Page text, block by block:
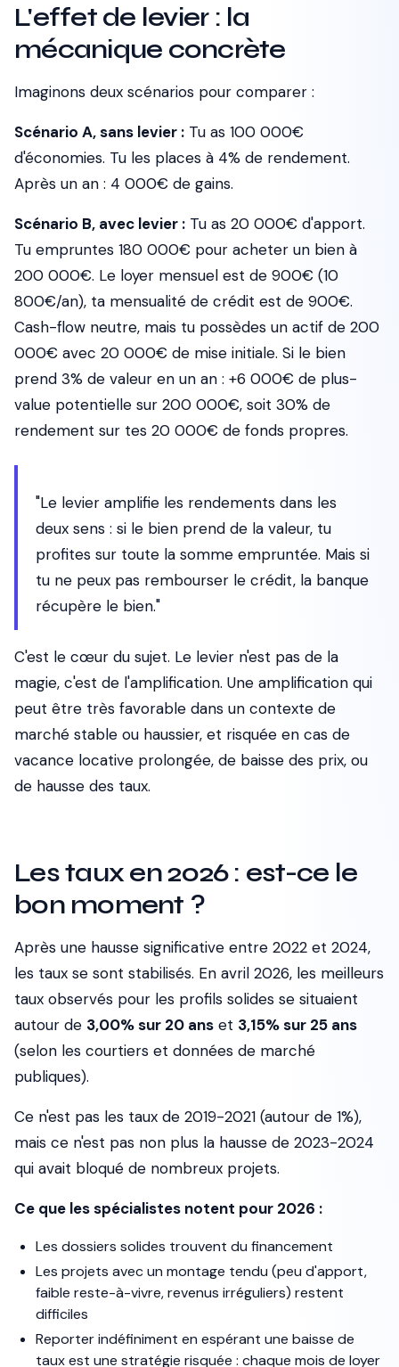
L'effet de levier : la
mécanique concrète
Imaginons deux scénarios pour comparer :
Scénario A, sans levier : Tu as 100 000€
d'économies. Tu les places à 4% de rendement.
Après un an : 4 000€ de gains.
Scénario B, avec levier : Tu as 20 000€ d'apport.
Tu empruntes 180 000€ pour acheter un bien à
200 000€. Le loyer mensuel est de 900€ (10
800€/an), ta mensualité de crédit est de 900€.
Cash-flow neutre, mais tu possèdes un actif de 200
000€ avec 20 000€ de mise initiale. Si le bien
prend 3% de valeur en un an : +6 000€ de plus-
value potentielle sur 200 000€, soit 30% de
rendement sur tes 20 000€ de fonds propres.
"Le levier amplifie les rendements dans les
deux sens : si le bien prend de la valeur, tu
profites sur toute la somme empruntée. Mais si
tu ne peux pas rembourser le crédit, la banque
récupère le bien."
C'est le cœur du sujet. Le levier n'est pas de la
magie, c'est de l'amplification. Une amplification qui
peut être très favorable dans un contexte de
marché stable ou haussier, et risquée en cas de
vacance locative prolongée, de baisse des prix, ou
de hausse des taux.
Les taux en 2026 : est-ce le
bon moment ?
Après une hausse significative entre 2022 et 2024,
les taux se sont stabilisés. En avril 2026, les meilleurs
taux observés pour les profils solides se situaient
autour de 3,00% sur 20 ans et 3,15% sur 25 ans
(selon les courtiers et données de marché
publiques).
Ce n'est pas les taux de 2019-2021 (autour de 1%),
mais ce n'est pas non plus la hausse de 2023-2024
qui avait bloqué de nombreux projets.
Ce que les spécialistes notent pour 2026 :
Les dossiers solides trouvent du financement
Les projets avec un montage tendu (peu d'apport,
faible reste-à-vivre, revenus irréguliers) restent
difficiles
Reporter indéfiniment en espérant une baisse de
taux est une stratégie risquée : chaque mois de loyer